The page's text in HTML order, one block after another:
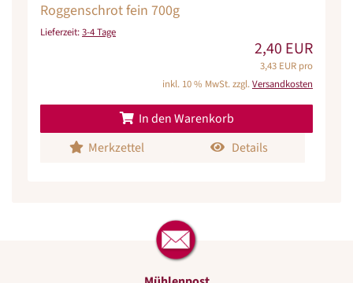
Roggenschrot fein 700g
Lieferzeit:3-4 Tage
2,40 EUR
3,43 EUR pro
inkl. 10 % MwSt. zzgl.Versandkosten
In den Warenkorb
Merkzettel
Details